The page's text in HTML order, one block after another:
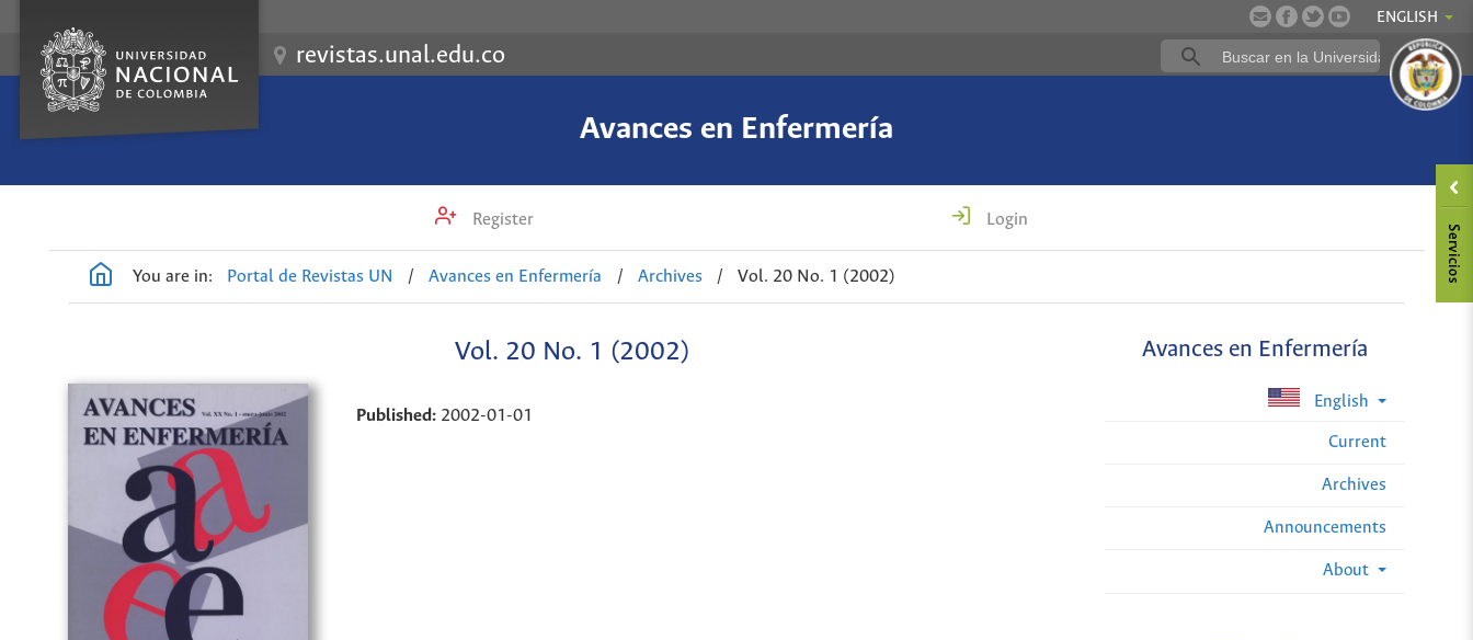
ENGLISH
revistas.unal.edu.co
Avances en Enfermería
Register Login
You are in: Portal de Revistas UN / Avances en Enfermería / Archives / Vol. 20 No. 1 (2002)
Avances en Enfermería
English
Current
Archives
Announcements
About
Vol. 20 No. 1 (2002)
Published: 2002-01-01